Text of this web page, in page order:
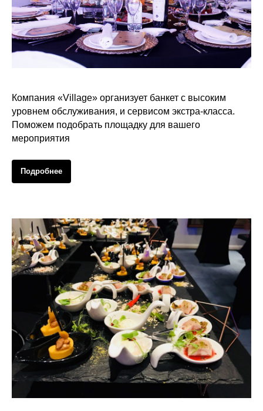
Компания «Village» организует банкет с высоким
уровнем обслуживания, и сервисом экстра-класса.
Поможем подобрать площадку для вашего
мероприятия
Подробнее